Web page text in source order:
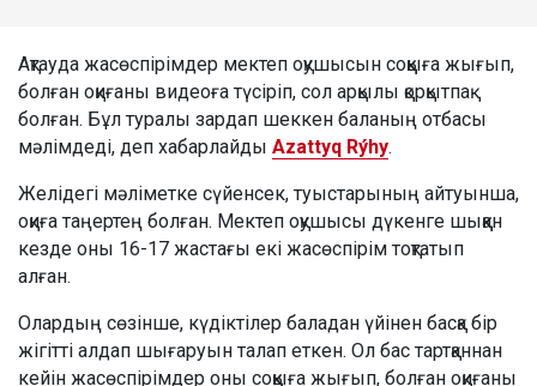
Ақтауда жасөспірімдер мектеп оқушысын соққыға жығып,
болған оқиғаны видеоға түсіріп, сол арқылы қорқытпақ
болған. Бұл туралы зардап шеккен баланың отбасы
мәлімдеді, деп хабарлайды Azattyq Rýhy.
Желідегі мәліметке сүйенсек, туыстарының айтуынша,
оқиға таңертең болған. Мектеп оқушысы дүкенге шыққан
кезде оны 16-17 жастағы екі жасөспірім тоқтатып
алған.
Олардың сөзінше, күдіктілер баладан үйінен басқа бір
жігітті алдап шығаруын талап еткен. Ол бас тартқаннан
кейін жасөспірімдер оны соққыға жығып, болған оқиғаны